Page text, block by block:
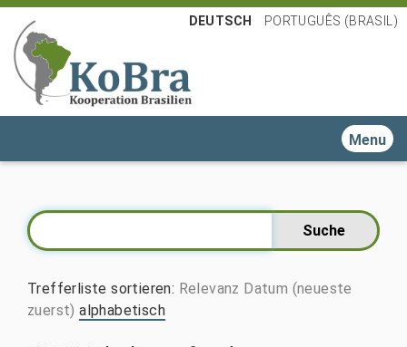
DEUTSCH PORTUGUÊS (BRASIL)
Toggle
Trefferliste sortieren: Relevanz Datum (neueste
zuerst) alphabetisch